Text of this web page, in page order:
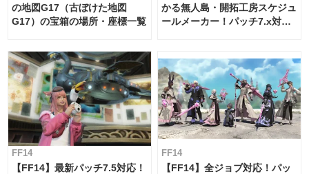
の地図G17（古ぼけた地図
G17）の宝箱の場所・座標一覧
かる無人島・開拓工房スケジュ
ールメーカー！パッチ7.x対応
FF14
【FF14】最新パッチ7.5対応！
FF14
【FF14】全ジョブ対応！パッ